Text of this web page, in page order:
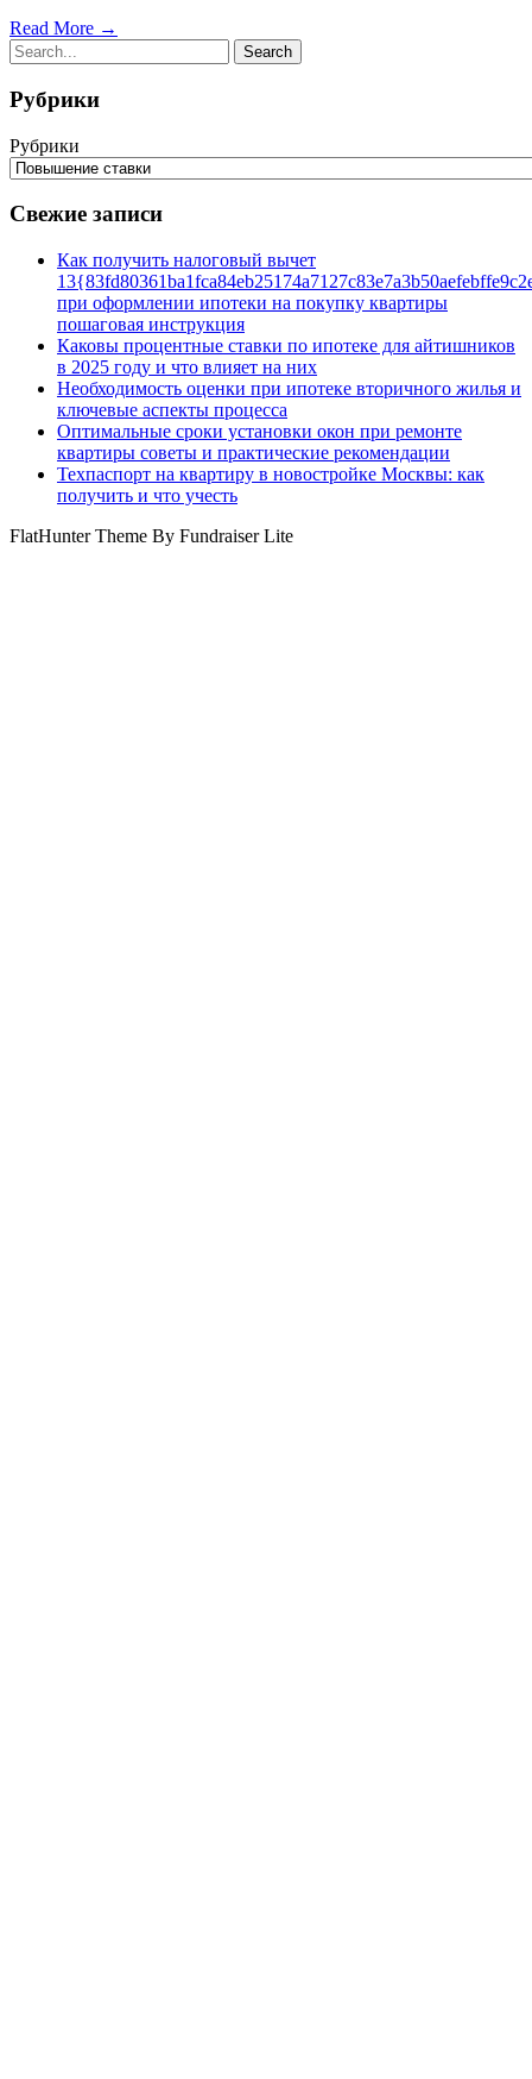
Read More →
Рубрики
Рубрики
Свежие записи
Как получить налоговый вычет
при оформлении ипотеки на покупку квартиры
пошаговая инструкция
Каковы процентные ставки по ипотеке для айтишников
в 2025 году и что влияет на них
Необходимость оценки при ипотеке вторичного жилья и
ключевые аспекты процесса
Оптимальные сроки установки окон при ремонте
квартиры советы и практические рекомендации
Техпаспорт на квартиру в новостройке Москвы: как
получить и что учесть
FlatHunter Theme By Fundraiser Lite